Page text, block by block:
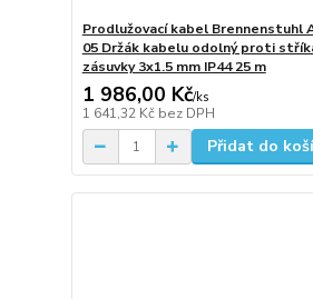
Prodlužovací kabel Brennenstuhl
05 Držák kabelu odolný proti
zásuvky 3x1.5 mm IP44 25 m
1 986,00 Kč/ks
1 641,32 Kč bez DPH
Přidat do